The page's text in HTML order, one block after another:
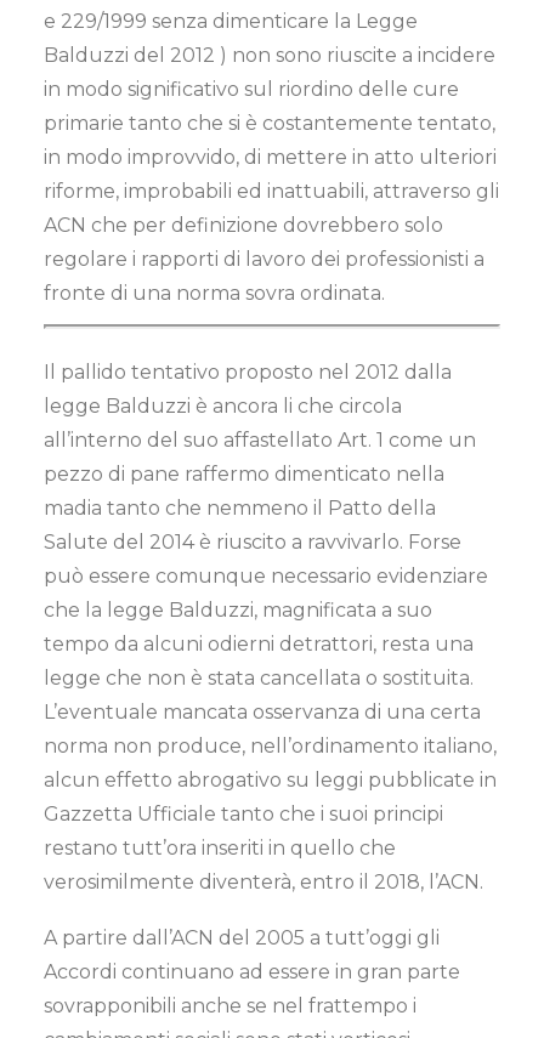
e 229/1999 senza dimenticare la Legge
Balduzzi del 2012 ) non sono riuscite a incidere
in modo significativo sul riordino delle cure
primarie tanto che si è costantemente tentato,
in modo improvvido, di mettere in atto ulteriori
riforme, improbabili ed inattuabili, attraverso gli
ACN che per definizione dovrebbero solo
regolare i rapporti di lavoro dei professionisti a
fronte di una norma sovra ordinata.
Il pallido tentativo proposto nel 2012 dalla
legge Balduzzi è ancora li che circola
all’interno del suo affastellato Art. 1 come un
pezzo di pane raffermo dimenticato nella
madia tanto che nemmeno il Patto della
Salute del 2014 è riuscito a ravvivarlo. Forse
può essere comunque necessario evidenziare
che la legge Balduzzi, magnificata a suo
tempo da alcuni odierni detrattori, resta una
legge che non è stata cancellata o sostituita.
L’eventuale mancata osservanza di una certa
norma non produce, nell’ordinamento italiano,
alcun effetto abrogativo su leggi pubblicate in
Gazzetta Ufficiale tanto che i suoi principi
restano tutt’ora inseriti in quello che
verosimilmente diventerà, entro il 2018, l’ACN.
A partire dall’ACN del 2005 a tutt’oggi gli
Accordi continuano ad essere in gran parte
sovrapponibili anche se nel frattempo i